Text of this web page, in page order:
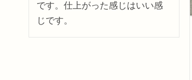
です。仕上がった感じはいい感
じです。